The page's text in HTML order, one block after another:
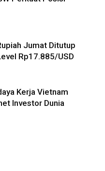
Jumat Ditutup
Rp17.885/USD
Kerja Vietnam
Investor Dunia